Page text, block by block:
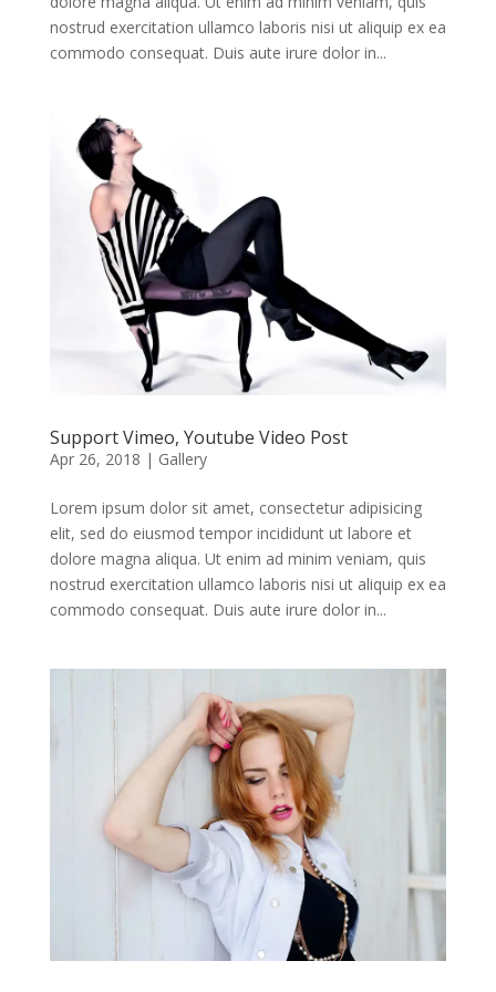
nostrud exercitation ullamco laboris nisi ut aliquip ex ea
commodo consequat. Duis aute irure dolor in...
Support Vimeo, Youtube Video Post
Apr 26, 2018 | Gallery
Lorem ipsum dolor sit amet, consectetur adipisicing
elit, sed do eiusmod tempor incididunt ut labore et
dolore magna aliqua. Ut enim ad minim veniam, quis
nostrud exercitation ullamco laboris nisi ut aliquip ex ea
commodo consequat. Duis aute irure dolor in...